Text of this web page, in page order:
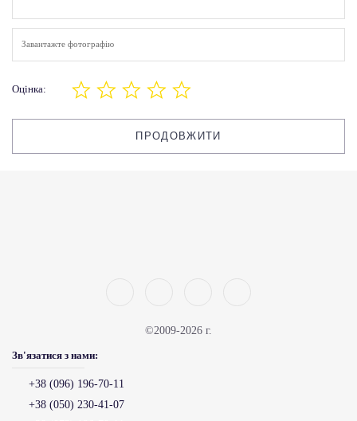
Завантажте фотографію
Оцінка:
ПРОДОВЖИТИ
©2009-2026 г.
Зв'язатися з нами:
+38 (096) 196-70-11
+38 (050) 230-41-07